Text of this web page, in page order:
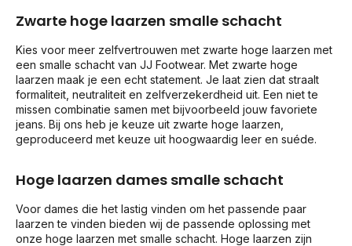
Zwarte hoge laarzen smalle schacht
Kies voor meer zelfvertrouwen met zwarte hoge laarzen met
een smalle schacht van JJ Footwear. Met zwarte hoge
laarzen maak je een echt statement. Je laat zien dat straalt
formaliteit, neutraliteit en zelfverzekerdheid uit. Een niet te
missen combinatie samen met bijvoorbeeld jouw favoriete
jeans. Bij ons heb je keuze uit zwarte hoge laarzen,
geproduceerd met keuze uit hoogwaardig leer en suéde.
Hoge laarzen dames smalle schacht
Voor dames die het lastig vinden om het passende paar
laarzen te vinden bieden wij de passende oplossing met
onze hoge laarzen met smalle schacht. Hoge laarzen zijn